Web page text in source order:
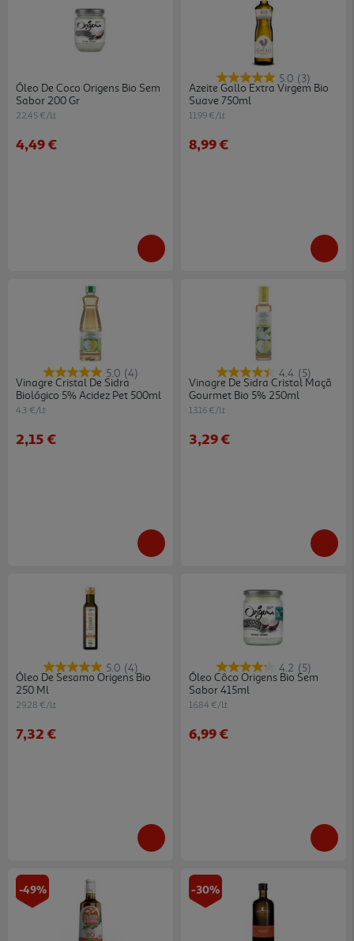
Óleo De Coco Origens Bio Sem
Sabor 200 Gr
22.45 €/Lt
4,49 €
5.0 (3)
Azeite Gallo Extra Virgem Bio
Suave 750ml
11.99 €/Lt
8,99 €
5.0 (4)
Vinagre Cristal De Sidra
Biológico 5% Acidez Pet 500ml
4.3 €/Lt
2,15 €
4.4 (5)
Vinagre De Sidra Cristal Maçã
Gourmet Bio 5% 250ml
13.16 €/Lt
3,29 €
5.0 (4)
Óleo De Sesamo Origens Bio
250 Ml
29.28 €/Lt
7,32 €
4.2 (5)
Óleo Côco Origens Bio Sem
Sabor 415ml
16.84 €/Lt
6,99 €
-49% -30%